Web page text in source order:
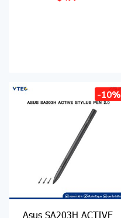
-10%
Asus SA203H ACTIVE